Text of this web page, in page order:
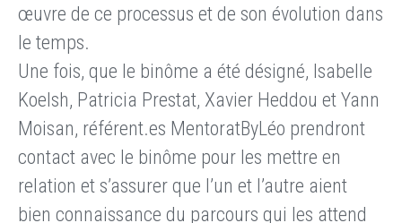
œuvre de ce processus et de son évolution dans
le temps.
Une fois, que le binôme a été désigné, Isabelle
Koelsh, Patricia Prestat, Xavier Heddou et Yann
Moisan, référent.es MentoratByLéo prendront
contact avec le binôme pour les mettre en
relation et s’assurer que l’un et l’autre aient
bien connaissance du parcours qui les attend